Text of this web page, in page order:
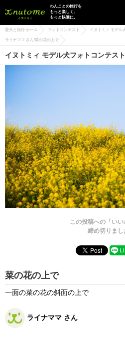
イヌトミィ
わんことの旅行を
もっと楽しく、
もっと快適に。
愛犬と旅行 ホーム フォトコンテスト イヌトミィ モデル
ライナママ さん/菜の花の上で
イヌトミィ モデル犬フォトコンテス
この投稿への「い
締め切りまし
菜の花の上で
一面の菜の花の斜面の上で
ライナママ さん